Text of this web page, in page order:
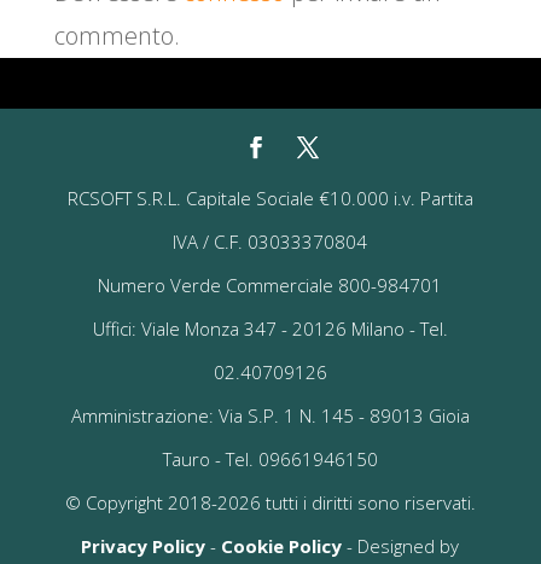
commento.
RCSOFT S.R.L. Capitale Sociale €10.000 i.v. Partita
IVA / C.F. 03033370804
Numero Verde Commerciale 800-984701
Uffici: Viale Monza 347 - 20126 Milano - Tel.
02.40709126
Amministrazione: Via S.P. 1 N. 145 - 89013 Gioia
Tauro - Tel. 09661946150
© Copyright 2018-2026 tutti i diritti sono riservati.
Privacy Policy - Cookie Policy - Designed by